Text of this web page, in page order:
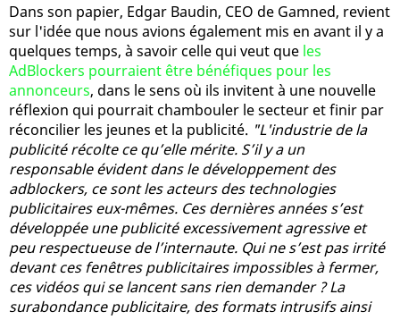
Dans son papier, Edgar Baudin, CEO de Gamned, revient
sur l'idée que nous avions également mis en avant il y a
quelques temps, à savoir celle qui veut que les
AdBlockers pourraient être bénéfiques pour les
annonceurs, dans le sens où ils invitent à une nouvelle
réflexion qui pourrait chambouler le secteur et finir par
réconcilier les jeunes et la publicité. "L'industrie de la
publicité récolte ce qu’elle mérite. S’il y a un
responsable évident dans le développement des
adblockers, ce sont les acteurs des technologies
publicitaires eux-mêmes. Ces dernières années s’est
développée une publicité excessivement agressive et
peu respectueuse de l’internaute. Qui ne s’est pas irrité
devant ces fenêtres publicitaires impossibles à fermer,
ces vidéos qui se lancent sans rien demander ? La
surabondance publicitaire, des formats intrusifs ainsi